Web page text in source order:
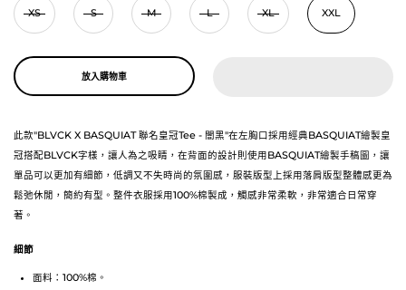
XS S M L XL XXL
放入購物車
此款"BLVCK X BASQUIAT 聯名皇冠Tee - 闇黑"在左胸口採用經典BASQUIAT繪製皇
冠搭配BLVCK字樣，讓人為之吸睛，在背面的設計則使用BASQUIAT繪製手稿圖，讓
單品可以更加有細節，低調又不失時尚的氛圍感，服裝版型上採用落肩版型整體感更為
鬆弛休閒，簡約有型。整件衣服採用100%棉製成，觸感非常柔軟，非常適合日常穿
著。
細節
面料：100%棉。